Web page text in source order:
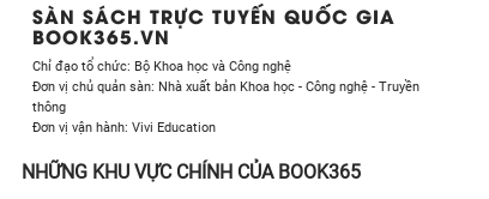
SÀN SÁCH TRỰC TUYẾN QUỐC GIA
BOOK365.VN
Chỉ đạo tổ chức: Bộ Khoa học và Công nghệ
Đơn vị chủ quản sàn: Nhà xuất bản Khoa học - Công nghệ - Truyền
thông
Đơn vị vận hành: Vivi Education
NHỮNG KHU VỰC CHÍNH CỦA BOOK365